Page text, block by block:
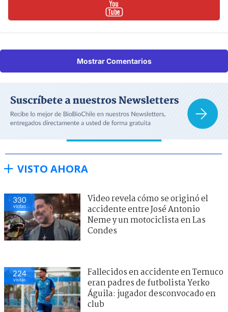
Mostrar Comentarios
VISTO AHORA
330
visitas
Video revela cómo se originó el
accidente entre José Antonio
Neme y un motociclista en Las
Condes
224
visitas
Fallecidos en accidente en Temuco
eran padres de futbolista Yerko
Águila: jugador desconvocado en
club